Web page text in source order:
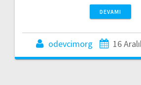
DEVAMI
odevcimorg 16